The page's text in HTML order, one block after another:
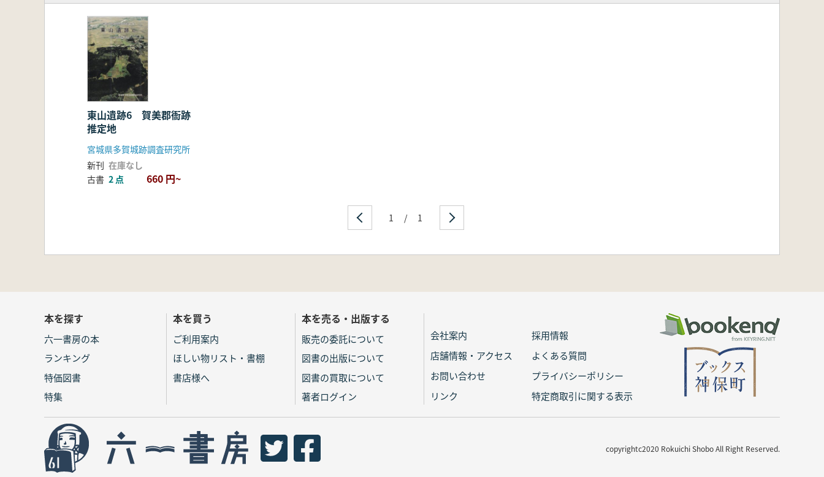
東山遺跡6 賀美郡衙跡
推定地
宮城県多賀城跡調査研究所
新刊 在庫なし
古書 2 点 660 円~
1 / 1
本を探す
六一書房の本
ランキング
特価図書
特集
本を買う
ご利用案内
ほしい物リスト・書棚
書店様へ
本を売る・出版する
販売の委託について
図書の出版について
図書の買取について
著者ログイン
会社案内
採用情報
店舗情報・アクセス
よくある質問
お問い合わせ
プライバシーポリシー
リンク
特定商取引に関する表示
copyrightc2020 Rokuichi Shobo All Right Reserved.